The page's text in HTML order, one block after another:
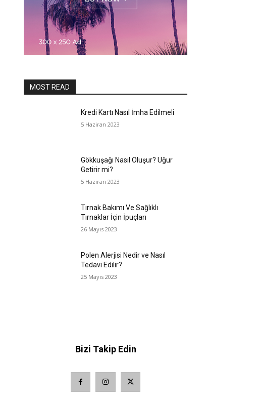
MOST READ
Kredi Kartı Nasıl İmha Edilmeli
5 Haziran 2023
Gökkuşağı Nasıl Oluşur? Uğur
Getirir mi?
5 Haziran 2023
Tırnak Bakımı Ve Sağlıklı
Tırnaklar İçin İpuçları
26 Mayıs 2023
Polen Alerjisi Nedir ve Nasıl
Tedavi Edilir?
25 Mayıs 2023
Bizi Takip Edin